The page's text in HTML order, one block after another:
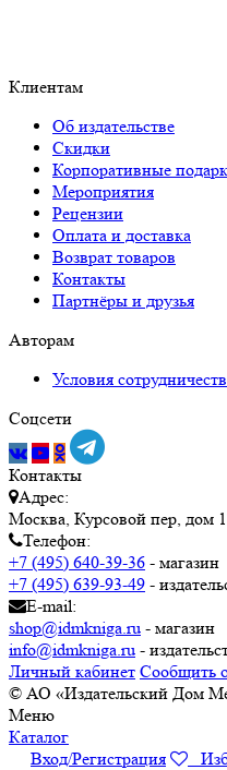
Клиентам
Об издательстве
Скидки
Корпоративные
Мероприятия
Рецензии
Оплата и доставка
Возврат товаров
Контакты
Партнёры и друзья
Авторам
Условия
Соцсети
Контакты
Адрес:
Москва, Курсовой пер, дом
Телефон:
+7 (495) 640-39-36 - магазин
+7 (495) 639-93-49 -
E-mail:
shop@idmkniga.ru - магазин
info@idmkniga.ru -
Личный кабинет Сообщить
© АО «Издательский Дом
Меню
Каталог
Вход/Регистрация